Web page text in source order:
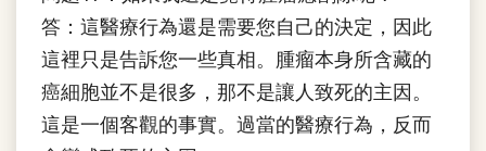
答：這醫療行為還是需要您自己的決定，因此
這裡只是告訴您一些真相。腫瘤本身所含藏的
癌細胞並不是很多，那不是讓人致死的主因。
這是一個客觀的事實。過當的醫療行為，反而